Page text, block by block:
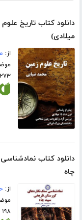
میلادی)
از:
۲۷۳ صفحه
دانلود کتاب
چاه
از:
۱۹۸ صفحه